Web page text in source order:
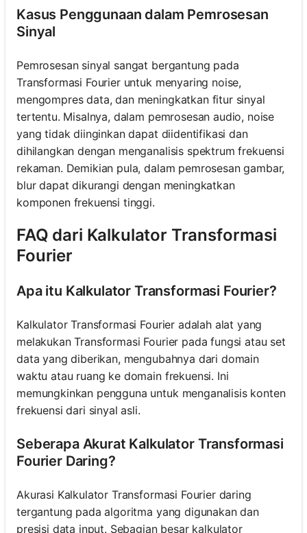
Kasus Penggunaan dalam Pemrosesan
Sinyal
Pemrosesan sinyal sangat bergantung pada
Transformasi Fourier untuk menyaring noise,
mengompres data, dan meningkatkan fitur sinyal
tertentu. Misalnya, dalam pemrosesan audio, noise
yang tidak diinginkan dapat diidentifikasi dan
dihilangkan dengan menganalisis spektrum frekuensi
rekaman. Demikian pula, dalam pemrosesan gambar,
blur dapat dikurangi dengan meningkatkan
komponen frekuensi tinggi.
FAQ dari Kalkulator Transformasi
Fourier
Apa itu Kalkulator Transformasi Fourier?
Kalkulator Transformasi Fourier adalah alat yang
melakukan Transformasi Fourier pada fungsi atau set
data yang diberikan, mengubahnya dari domain
waktu atau ruang ke domain frekuensi. Ini
memungkinkan pengguna untuk menganalisis konten
frekuensi dari sinyal asli.
Seberapa Akurat Kalkulator Transformasi
Fourier Daring?
Akurasi Kalkulator Transformasi Fourier daring
tergantung pada algoritma yang digunakan dan
presisi data input. Sebagian besar kalkulator